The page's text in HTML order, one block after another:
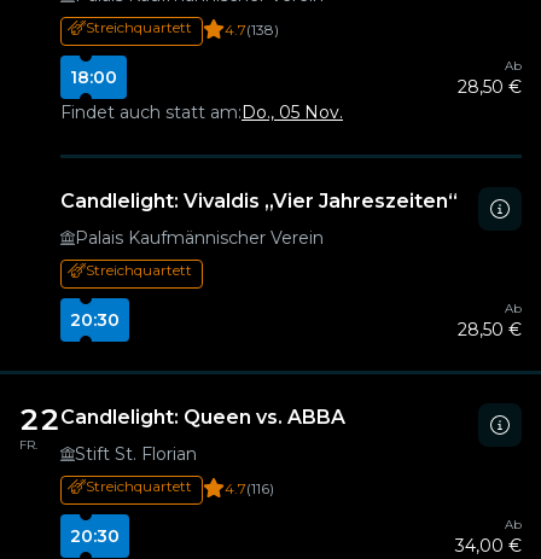
Streichquartett 4.7(138)
18:00
Ab
28,50 €
Findet auch statt am:Do., 05 Nov.
Candlelight: Vivaldis „Vier Jahreszeiten“
Palais Kaufmännischer Verein
Streichquartett
20:30
Ab
28,50 €
22
FR.
Candlelight: Queen vs. ABBA
Stift St. Florian
Streichquartett 4.7(116)
20:30
Ab
34,00 €